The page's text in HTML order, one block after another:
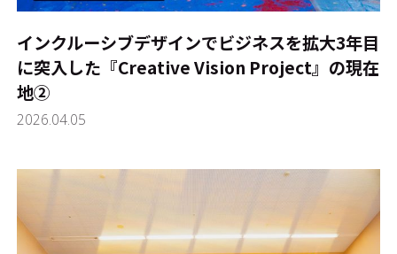
インクルーシブデザインでビジネスを拡大――3年目
に突入した『Creative Vision Project』の現在
地②
2026.04.05